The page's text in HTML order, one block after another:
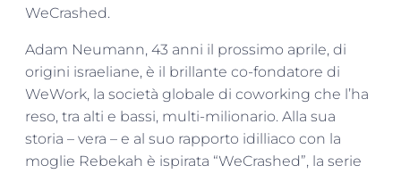
WeCrashed.
Adam Neumann, 43 anni il prossimo aprile, di
origini israeliane, è il brillante co-fondatore di
WeWork, la società globale di coworking che l’ha
reso, tra alti e bassi, multi-milionario. Alla sua
storia – vera – e al suo rapporto idilliaco con la
moglie Rebekah è ispirata “WeCrashed”, la serie